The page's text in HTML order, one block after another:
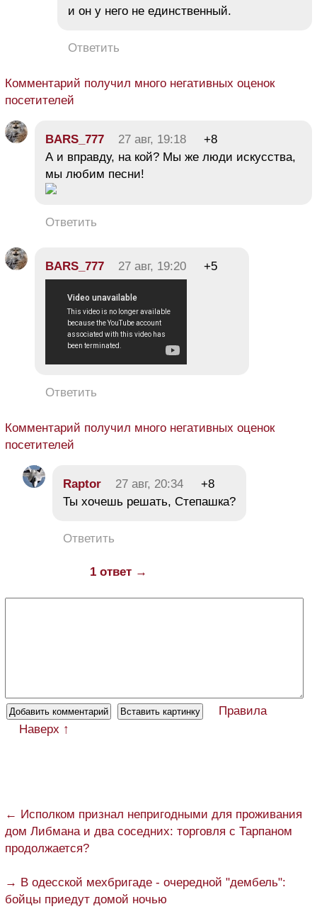
и он у него не единственный.
Ответить
Комментарий получил много негативных оценок
посетителей
BARS_777 27 авг, 19:18
+8
А и вправду, на кой? Мы же люди искусства,
мы любим песни!
Ответить
BARS_777 27 авг, 19:20 +5
Ответить
Комментарий получил много негативных оценок
посетителей
Raptor 27 авг, 20:34
+8
Ты хочешь решать, Степашка?
Ответить
1 ответ →
Правила
Наверх ↑
← Исполком признал непригодными для проживания
дом Либмана и два соседних: торговля с Тарпаном
продолжается?
→ В одесской мехбригаде - очередной "дембель":
бойцы приедут домой ночью